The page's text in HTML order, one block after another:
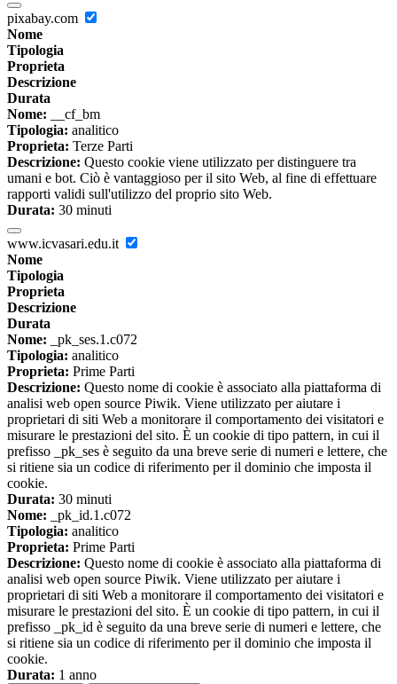
pixabay.com
Nome
Tipologia
Proprieta
Descrizione
Durata
Nome: __cf_bm
Tipologia: analitico
Proprieta: Terze Parti
Descrizione: Questo cookie viene utilizzato per distinguere tra
umani e bot. Ciò è vantaggioso per il sito Web, al fine di effettuare
rapporti validi sull'utilizzo del proprio sito Web.
Durata: 30 minuti
www.icvasari.edu.it
Nome
Tipologia
Proprieta
Descrizione
Durata
Nome: _pk_ses.1.c072
Tipologia: analitico
Proprieta: Prime Parti
Descrizione: Questo nome di cookie è associato alla piattaforma di
analisi web open source Piwik. Viene utilizzato per aiutare i
proprietari di siti Web a monitorare il comportamento dei visitatori e
misurare le prestazioni del sito. È un cookie di tipo pattern, in cui il
prefisso _pk_ses è seguito da una breve serie di numeri e lettere, che
si ritiene sia un codice di riferimento per il dominio che imposta il
cookie.
Durata: 30 minuti
Nome: _pk_id.1.c072
Tipologia: analitico
Proprieta: Prime Parti
Descrizione: Questo nome di cookie è associato alla piattaforma di
analisi web open source Piwik. Viene utilizzato per aiutare i
proprietari di siti Web a monitorare il comportamento dei visitatori e
misurare le prestazioni del sito. È un cookie di tipo pattern, in cui il
prefisso _pk_id è seguito da una breve serie di numeri e lettere, che
si ritiene sia un codice di riferimento per il dominio che imposta il
cookie.
Durata: 1 anno